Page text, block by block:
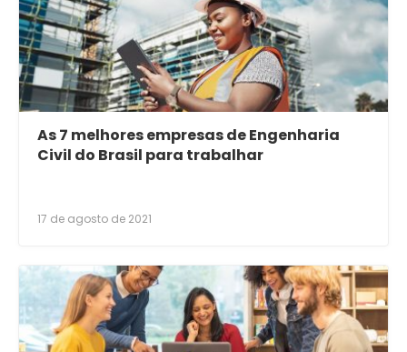
As 7 melhores empresas de Engenharia
Civil do Brasil para trabalhar
17 de agosto de 2021